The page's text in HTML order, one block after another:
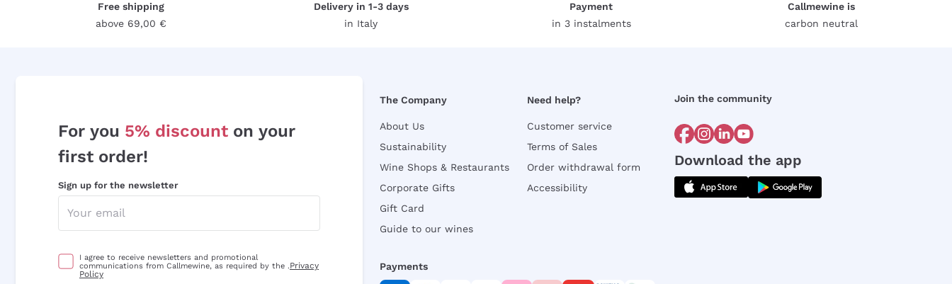
Free shipping
above 69,00 €
Delivery in 1-3 days
in Italy
Payment
in 3 instalments
Callmewine is
carbon neutral
For you 5% discount on your
first order!
Sign up for the newsletter
I agree to receive newsletters and promotional
communications from Callmewine, as required by the .Privacy
Policy
The Company
About Us
Sustainability
Wine Shops & Restaurants
Corporate Gifts
Gift Card
Guide to our wines
Need help?
Customer service
Terms of Sales
Order withdrawal form
Accessibility
Join the community
Download the app
Payments